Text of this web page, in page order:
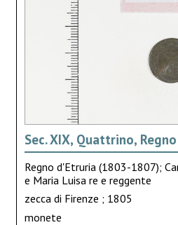
Sec. XIX, Quattrino,
Regno d'Etruria (1803-1807);
e Maria Luisa re e reggente
zecca di Firenze ; 1805
monete